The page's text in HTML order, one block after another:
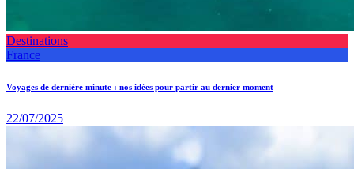
Destinations
France
Voyages de dernière minute : nos idées pour partir au dernier moment
22/07/2025